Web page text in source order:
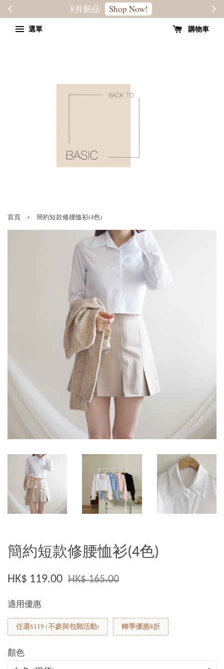
轉季優惠8折 SALE
選單 購物車
首頁 › 簡約短款修腰恤衫(4色)
簡約短款修腰恤衫(4色)
HK$ 119.00 HK$ 165.00
適用優惠
任選$119 (不參與包郵活動) 轉季優惠8折
顏色